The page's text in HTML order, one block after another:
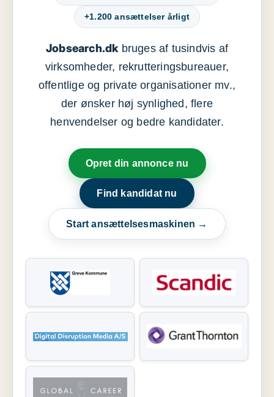
+1.200 ansættelser årligt
Jobsearch.dkbruges af tusindvis af
virksomheder, rekrutteringsbureauer,
offentlige og private organisationer mv.,
der ønsker høj synlighed, flere
henvendelser og bedre kandidater.
Opret din annonce nu
Find kandidat nu
Start ansættelsesmaskinen →